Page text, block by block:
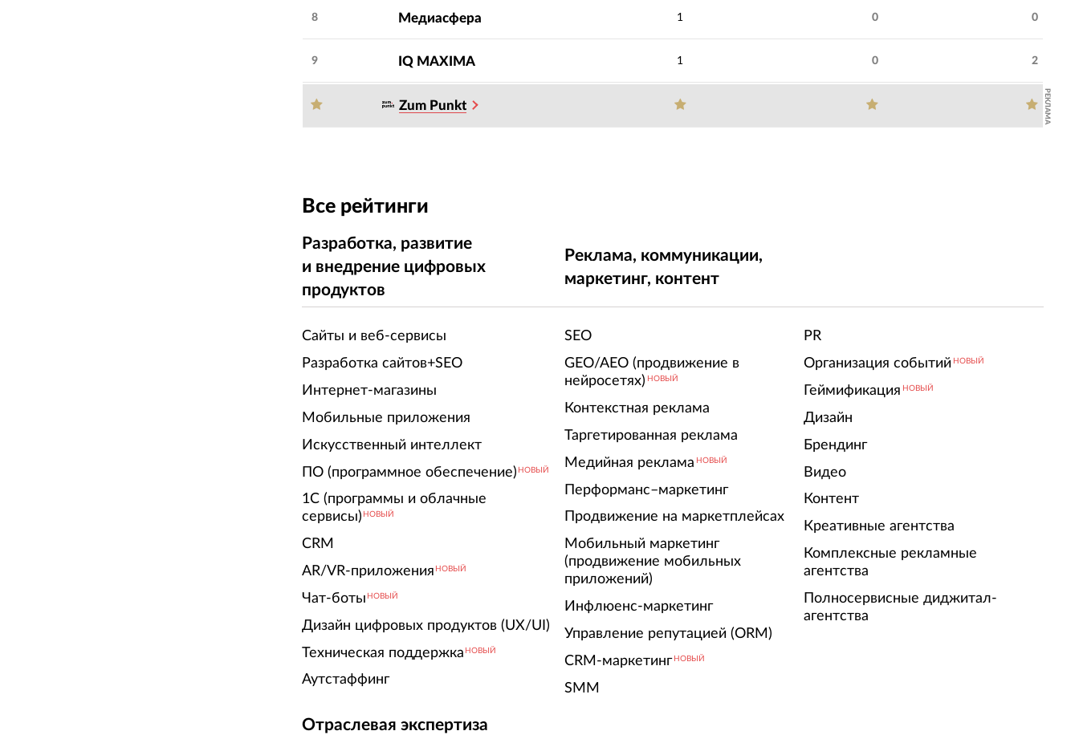
8 Медиасфера 1 0 0
9 IQ МAXIMA 1 0 2
Zum Punkt РЕКЛАМА
Все рейтинги
Разработка, развитие
и внедрение цифровых
продуктов
Сайты и веб-сервисы
Разработка сайтов+SEO
Интернет-магазины
Мобильные приложения
Искусственный интеллект
ПО (программное обеспечение) НОВЫЙ
1С (программы и облачные
сервисы) НОВЫЙ
CRM
AR/VR-приложения НОВЫЙ
Чат-боты НОВЫЙ
Дизайн цифровых продуктов (UX/UI)
Техническая поддержка НОВЫЙ
Аутстаффинг
Реклама, коммуникации,
маркетинг, контент
SEO
GEO/AEO (продвижение в
нейросетях) НОВЫЙ
Контекстная реклама
Таргетированная реклама
Медийная реклама НОВЫЙ
Перформанс–маркетинг
Продвижение на маркетплейсах
Мобильный маркетинг
(продвижение мобильных
приложений)
Инфлюенс-маркетинг
Управление репутацией (ORM)
CRM-маркетинг НОВЫЙ
SMM
PR
Организация событий НОВЫЙ
Геймификация НОВЫЙ
Дизайн
Брендинг
Видео
Контент
Креативные агентства
Комплексные рекламные
агентства
Полносервисные диджитал-
агентства
Отраслевая экспертиза